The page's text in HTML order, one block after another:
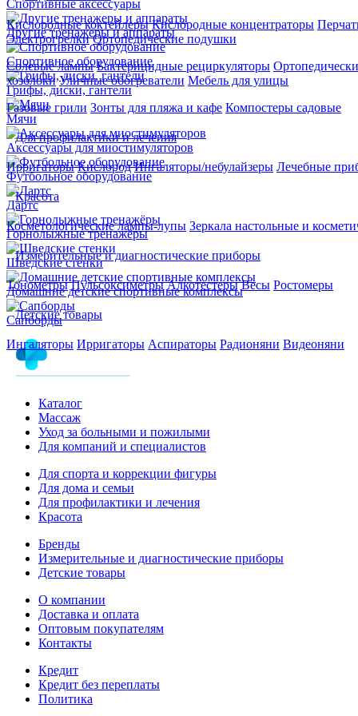
Кислородные коктейлеры Кислородные концентраторы
Электрогрелки Ортопедические подушки
Солевые лампы Бактерицидные рециркуляторы
хозблоки Уличные обогреватели Мебель для улицы
Газовые грили Зонты для пляжа и кафе Компостеры садовые
Для профилактики и лечения
Ирригаторы Кислород Ингаляторы/небулайзеры Лечебные
Красота
Косметологические лампы-лупы Зеркала настольные и
Измерительные и диагностические приборы
Тонометры Пульсоксиметры Алкотестеры Весы Ростомеры
Детские товары
Ингаляторы Ирригаторы Аспираторы Радионяни Видеоняни
Спортивные аксессуары
Другие тренажеры и аппараты
Спортивное оборудование
Грифы, диски, гантели
Мячи
Аксессуары для миостимуляторов
Футбольное оборудование
Дартс
Горнолыжные тренажёры
Шведские стенки
Домашние детские спортивные комплексы
Сапборды
Каталог
Массаж
Уход за больными и пожилыми
Для компаний и специалистов
Для спорта и коррекции фигуры
Для дома и семьи
Для профилактики и лечения
Красота
Бренды
Измерительные и диагностические приборы
Детские товары
О компании
Доставка и оплата
Оптовым покупателям
Контакты
Кредит
Кредит без переплаты
Политика